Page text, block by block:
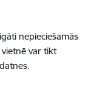
nepieciešamās
var tikt